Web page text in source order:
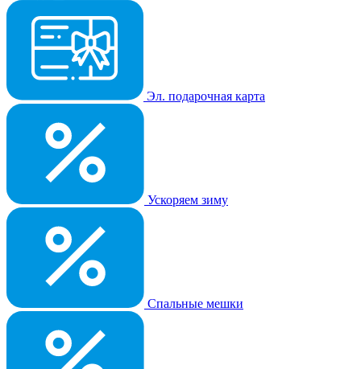
Эл. подарочная карта
Ускоряем зиму
Спальные мешки